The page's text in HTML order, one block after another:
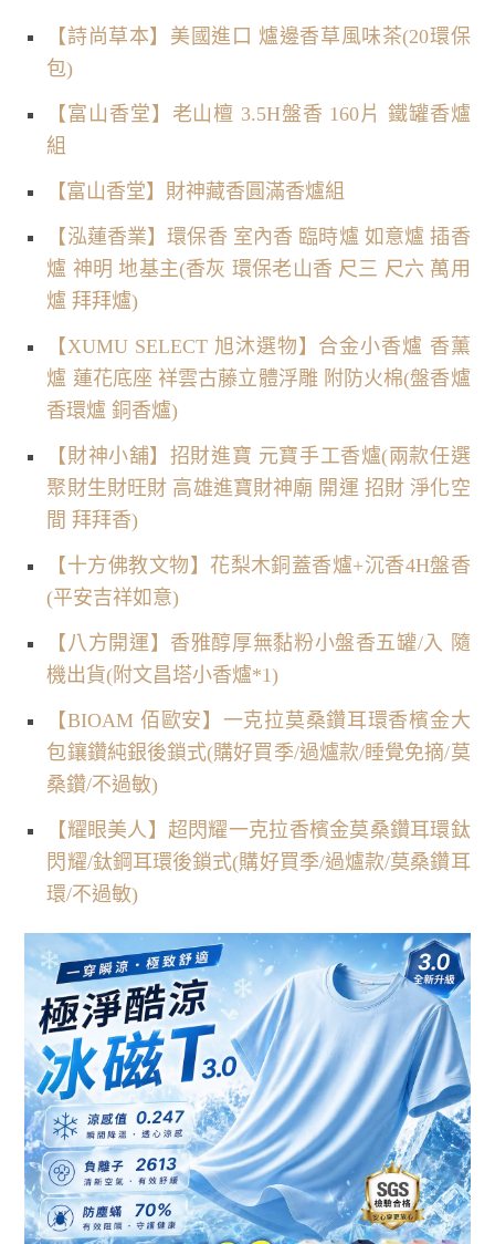
【詩尚草本】美國進口 爐邊香草風味茶(20環保
包)
【富山香堂】老山檀 3.5H盤香 160片 鐵罐香爐
組
【富山香堂】財神藏香圓滿香爐組
【泓蓮香業】環保香 室內香 臨時爐 如意爐 插香
爐 神明 地基主(香灰 環保老山香 尺三 尺六 萬用
爐 拜拜爐)
【XUMU SELECT 旭沐選物】合金小香爐 香薰
爐 蓮花底座 祥雲古藤立體浮雕 附防火棉(盤香爐
香環爐 銅香爐)
【財神小舖】招財進寶 元寶手工香爐(兩款任選
聚財生財旺財 高雄進寶財神廟 開運 招財 淨化空
間 拜拜香)
【十方佛教文物】花梨木銅蓋香爐+沉香4H盤香
(平安吉祥如意)
【八方開運】香雅醇厚無黏粉小盤香五罐/入 隨
機出貨(附文昌塔小香爐*1)
【BIOAM 佰歐安】一克拉莫桑鑽耳環香檳金大
包鑲鑽純銀後鎖式(購好買季/過爐款/睡覺免摘/莫
桑鑽/不過敏)
【耀眼美人】超閃耀一克拉香檳金莫桑鑽耳環鈦
閃耀/鈦鋼耳環後鎖式(購好買季/過爐款/莫桑鑽耳
環/不過敏)